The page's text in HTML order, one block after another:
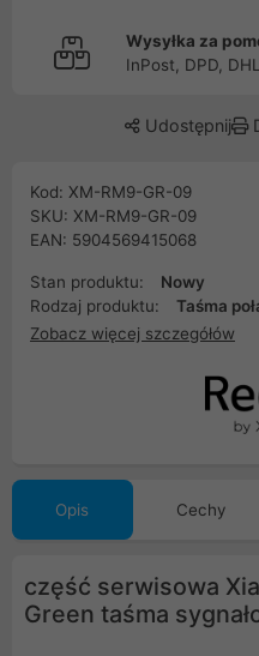
Wysyłka za
InPost, DPD, DHL
Udostępnij
Kod: XM-RM9-GR-09
SKU: XM-RM9-GR-09
EAN: 5904569415068
Stan produktu:
Nowy
Rodzaj produktu:
Taśma
Zobacz więcej szczegółów
Opis Cechy
część serwisowa
Green taśma